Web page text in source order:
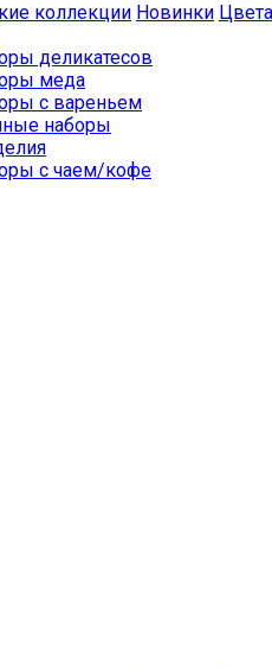
коллекции Новинки Цвета
деликатесов
меда
с вареньем
наборы
с чаем/кофе